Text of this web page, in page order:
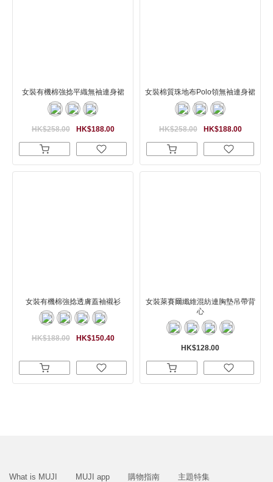
女裝有機棉強捻平織無袖連身裙
HK$188.00
HK$258.00
女裝棉質珠地布Polo領無袖連身裙
HK$188.00
HK$258.00
女裝有機棉強捻透膚蓋袖襯衫
HK$150.40
HK$188.00
女裝萊賽爾纖維混紡連胸墊吊帶背
心
HK$128.00
What is MUJI MUJI app 購物指南
主題特集